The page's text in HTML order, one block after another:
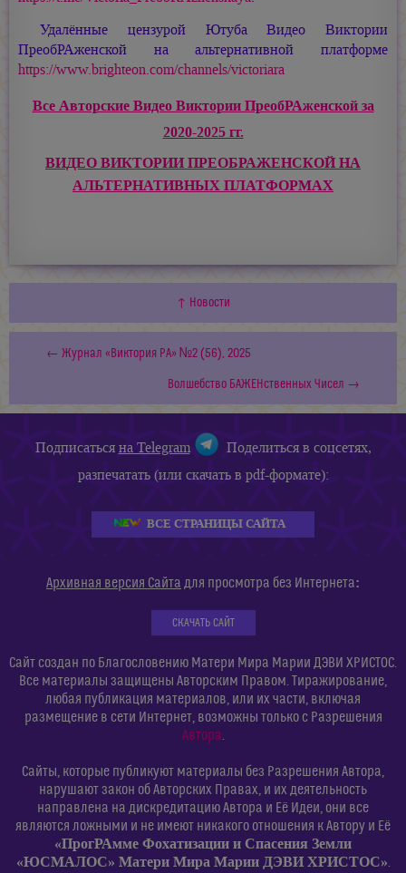
Удалённые цензурой Ютуба Видео Виктории
ПреобРАженской на альтернативной платформе
https://www.brighteon.com/channels/victoriara
Все Авторские Видео Виктории ПреобРАженской за
2020-2025 гг.
ВИДЕО ВИКТОРИИ ПРЕОБРАЖЕНСКОЙ НА
АЛЬТЕРНАТИВНЫХ ПЛАТФОРМАХ
↑ Новости
← Журнал «Виктория РА» №2 (56), 2025
Волшебство БАЖЕНственных Чисел →
Подписатьсяна Telegram
Поделиться в соцсетях,
разпечатать (или скачать в pdf-формате):
ВСЕ СТРАНИЦЫ САЙТА
Архивная версия Сайта для просмотра без Интернета:
СКАЧАТЬ САЙТ
Сайт создан по Благословению Матери Мира Марии ДЭВИ ХРИСТОС.
Все материалы защищены Авторским Правом. Тиражирование,
любая публикация материалов, или их части, включая
размещение в сети Интернет, возможны только с Разрешения
Автора.
Сайты, которые публикуют материалы без Разрешения Автора,
нарушают закон об Авторских Правах, и их деятельность
направлена на дискредитацию Автора и Её Идеи, они все
являются ложными и не имеют никакого отношения к Автору и Её
«ПрогРАмме Фохатизации и Спасения Земли
«ЮСМАЛОС» Матери Мира Марии ДЭВИ ХРИСТОС».